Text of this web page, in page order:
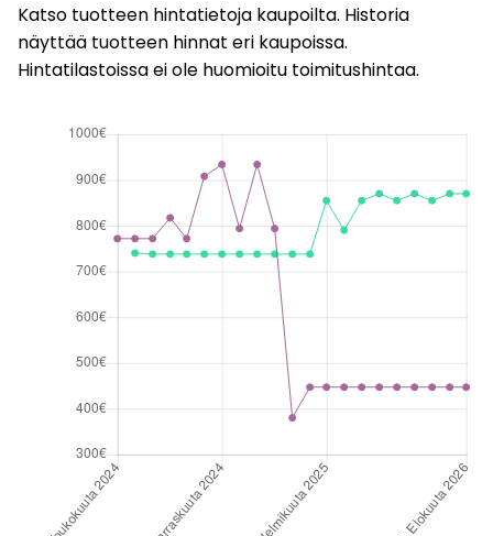
Katso tuotteen hintatietoja kaupoilta. Historia
näyttää tuotteen hinnat eri kaupoissa.
Hintatilastoissa ei ole huomioitu toimitushintaa.